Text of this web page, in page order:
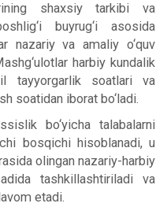
shaxsiy tarkibi va
buyrug‘i asosida
nazariy va amaliy o‘quv
harbiy kundalik
tayyorgarlik soatlari va
soatidan iborat bo‘ladi.
bo‘yicha talabalarni
bosqichi hisoblanadi, u
olingan nazariy-harbiy
tashkillashtiriladi va
etadi.